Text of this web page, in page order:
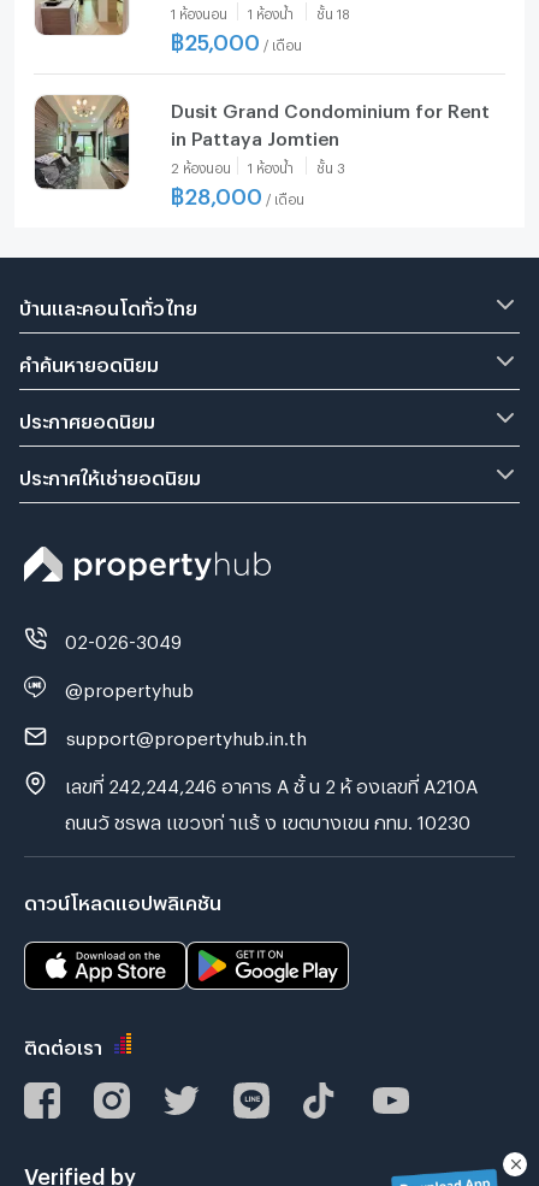
จอมเทียนได้ (CPT029)
1 ห้องนอน 1 ห้องน้ำ ชั้น 18
฿25,000 / เดือน
Dusit Grand Condominium for Rent
in Pattaya Jomtien
2 ห้องนอน 1 ห้องน้ำ ชั้น 3
฿28,000 / เดือน
บ้านและคอนโดทั่วไทย
คำค้นหายอดนิยม
ประกาศยอดนิยม
ประกาศให้เช่ายอดนิยม
02-026-3049
@propertyhub
support@propertyhub.in.th
เลขที่ 242,244,246 อาคาร A ชั้ น 2 ห้ องเลขที่ A210A
ถนนวั ชรพล แขวงท่ าแร้ ง เขตบางเขน กทม. 10230
ดาวน์โหลดแอปพลิเคชัน
ติดต่อเรา
Verified by